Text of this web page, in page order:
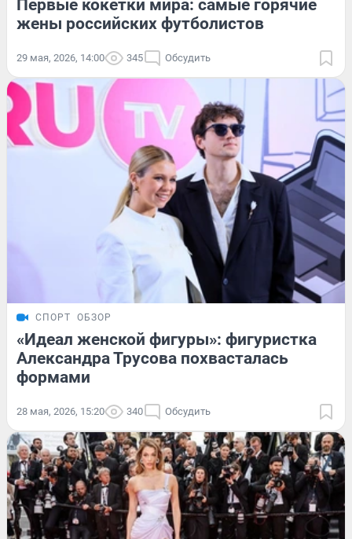
Первые кокетки мира: самые горячие
жены российских футболистов
29 мая, 2026, 14:00 345 Обсудить
СПОРТ ОБЗОР
«Идеал женской фигуры»: фигуристка
Александра Трусова похвасталась
формами
28 мая, 2026, 15:20 340 Обсудить